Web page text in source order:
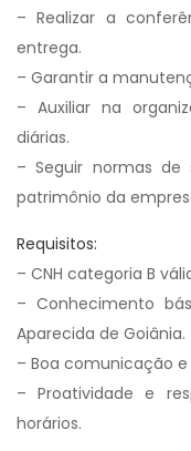
– Realizar a
entrega.
– Garantir a
– Auxiliar na
diárias.
– Seguir normas
patrimônio da
Requisitos:
– CNH categoria B
– Conhecimento
Aparecida de Goiânia.
– Boa comunicação
– Proatividade e
horários.